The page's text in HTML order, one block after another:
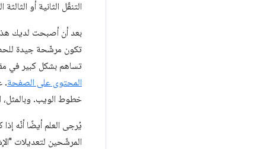
التنقّل الثانية أو
بعد أن أصبحت لديك هذه
تكون مرشّحة جيدة
تساهم بشكل كبير في
المحتوى على الصفحة
خطوط الويب.
يُرجى العلم أيضًا أنّه
المرشّحين لتعديلات